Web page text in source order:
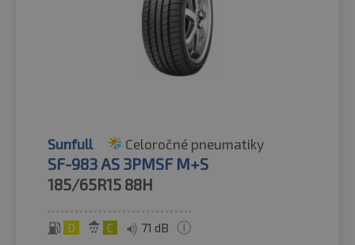
Sunfull Celoročné pneumatiky
SF-983 AS 3PMSF M+S
185/65R15 88H
D C 71 dB